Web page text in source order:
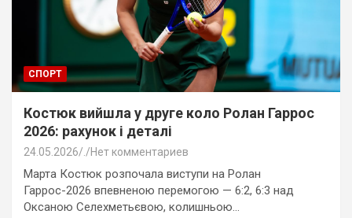
СПОРТ
Костюк вийшла у друге коло Ролан Гаррос
2026: рахунок і деталі
24.05.2026 Нет комментариев
Марта Костюк розпочала виступи на Ролан
Гаррос-2026 впевненою перемогою — 6:2, 6:3 над
Оксаною Селехметьєвою, колишньою…